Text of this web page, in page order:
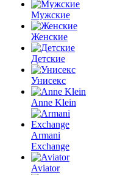
Мужские
Женские
Детские
Унисекс
Anne Klein
Armani
Exchange
Aviator